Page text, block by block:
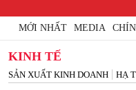
MỚI NHẤT MEDIA
KINH TẾ
SẢN XUẤT KINH DOANH HẠ